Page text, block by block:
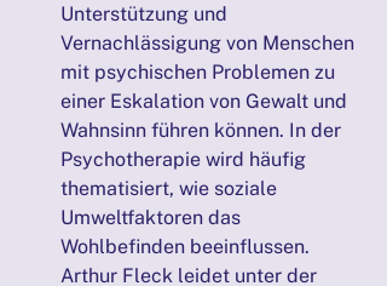
Unterstützung und
Vernachlässigung von Menschen
mit psychischen Problemen zu
einer Eskalation von Gewalt und
Wahnsinn führen können. In der
Psychotherapie wird häufig
thematisiert, wie soziale
Umweltfaktoren das
Wohlbefinden beeinflussen.
Arthur Fleck leidet unter der